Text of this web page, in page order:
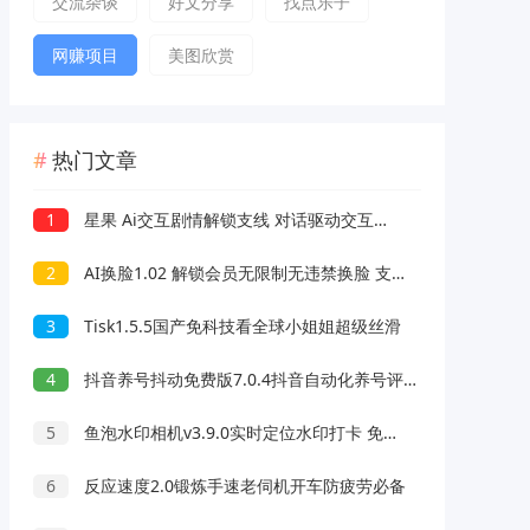
网赚项目 美图欣赏
热门文章
1 星果 Ai交互剧情解锁支线 对话驱动交互故事剧情
2 AI换脸1.02 解锁会员无限制无违禁换脸 支持照片/视频
3 Tisk1.5.5国产免科技看全球小姐姐超级丝滑
4 抖音养号抖动免费版7.0.4抖音自动化养号评论脚本
5 鱼泡水印相机v3.9.0实时定位水印打卡 免费无广告
6 反应速度2.0锻炼手速老伺机开车防疲劳必备